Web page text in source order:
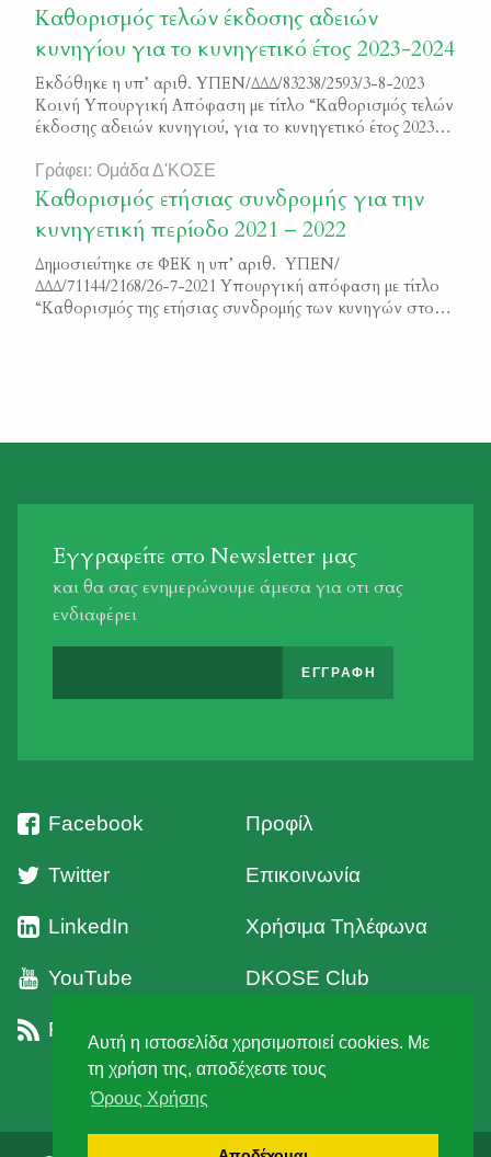
Αυτή η ιστοσελίδα χρησιμοποιεί cookies. Με
τη χρήση της, αποδέχεστε τους
Όρους Χρήσης
Καθορισμός τελών έκδοσης αδειών
κυνηγίου για το κυνηγετικό έτος 2023-2024
Εκδόθηκε η υπ’ αριθ. ΥΠΕΝ/ΔΔΔ/83238/2593/3-8-2023
Κοινή Υπουργική Απόφαση με τίτλο “Καθορισμός τελών
έκδοσης αδειών κυνηγιού, για το κυνηγετικό έτος 2023-
4931/Β/2023
Γράφει: Ομάδα Δ'ΚΟΣΕ
Καθορισμός ετήσιας συνδρομής για την
κυνηγετική περίοδο 2021 – 2022
Δημοσιεύτηκε σε ΦΕΚ η υπ’ αριθ. ΥΠΕΝ/
ΔΔΔ/71144/2168/26-7-2021 Υπουργική απόφαση με τίτλο
“Καθορισμός της ετήσιας συνδρομής των κυνηγών στους
Εγγραφείτε στο Newsletter μας
και θα σας ενημερώνουμε άμεσα για οτι σας
ενδιαφέρει
Facebook
Twitter
LinkedIn
YouTube
RSS
Προφίλ
Επικοινωνία
Χρήσιμα Τηλέφωνα
DKOSE Club
Όροι Χρήσης